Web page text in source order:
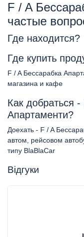
F / A
частые
Где находится?
Где купить
F / A Бессарабка
магазина и кафе
Как добраться
Апартаменти?
Доехать - F / A
автом, рейсовом
типу BlaBlaCar
Відгуки